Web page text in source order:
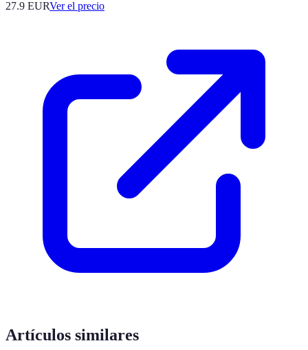
27.9 EURVer el precio
Artículos similares